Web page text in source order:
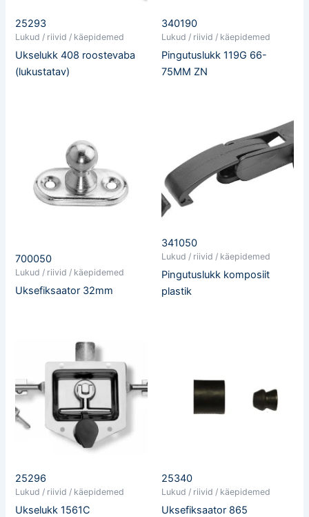
25293
Lukud / riivid / käepidemed
Ukselukk 408 roostevaba
(lukustatav)
340190
Lukud / riivid / käepidemed
Pingutuslukk 119G 66-
75MM ZN
700050
Lukud / riivid / käepidemed
Uksefiksaator 32mm
341050
Lukud / riivid / käepidemed
Pingutuslukk komposiit
plastik
25296
Lukud / riivid / käepidemed
Ukselukk 1561C
25340
Lukud / riivid / käepidemed
Uksefiksaator 865